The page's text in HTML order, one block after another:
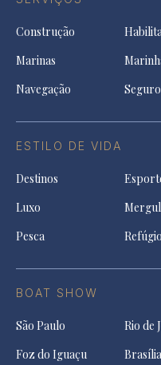
Construção
Marinas
Navegação
Seguro
ESTILO DE VIDA
Destinos
Luxo
Pesca
BOAT SHOW
São Paulo Rio de
Foz do Iguaçu
Brasília